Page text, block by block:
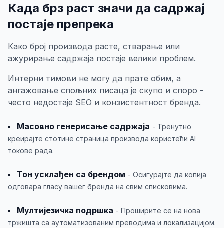
Када брз раст значи да садржај
постаје препрека
Како број производа расте, стварање или
ажурирање садржаја постаје велики проблем.
Интерни тимови не могу да прате обим, а
ангажовање спољних писаца је скупо и споро -
често недостаје SEO и конзистентност бренда.
Масовно генерисање садржаја - Тренутно
креирајте стотине страница производа користећи AI
токове рада.
Тон усклађен са брендом - Осигурајте да копија
одговара гласу вашег бренда на свим списковима.
Мултијезичка подршка - Проширите се на нова
тржишта са аутоматизованим преводима и локализацијом.